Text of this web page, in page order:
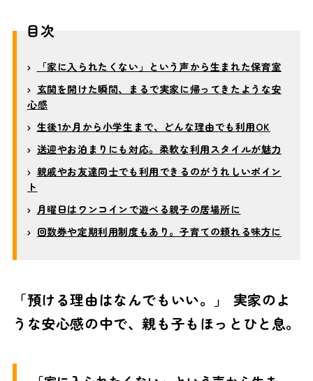
目次
「家に入られたくない」という声から生まれた保育室
玄関を開けた瞬間、まるで実家に帰ってきたような安
心感
生後1か月から小学生まで、どんな理由でも利用OK
送迎やお泊まりにも対応。柔軟な利用スタイルが魅力
親戚やお友達同士でも利用できるのがうれしいポイン
ト
月曜日はワンコインで遊べる親子の居場所に
回数券や定期利用制度もあり。子育ての頼れる味方に
「預ける理由はなんでもいい。」 実家のよ
うな安心感の中で、親も子もほっとひと息。